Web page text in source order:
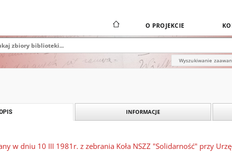
O PROJEKCIE
Wyszukiwanie
INFORMACJE
w dniu 10 III 1981r. z zebrania Koła NSZZ "Solidarność" przy